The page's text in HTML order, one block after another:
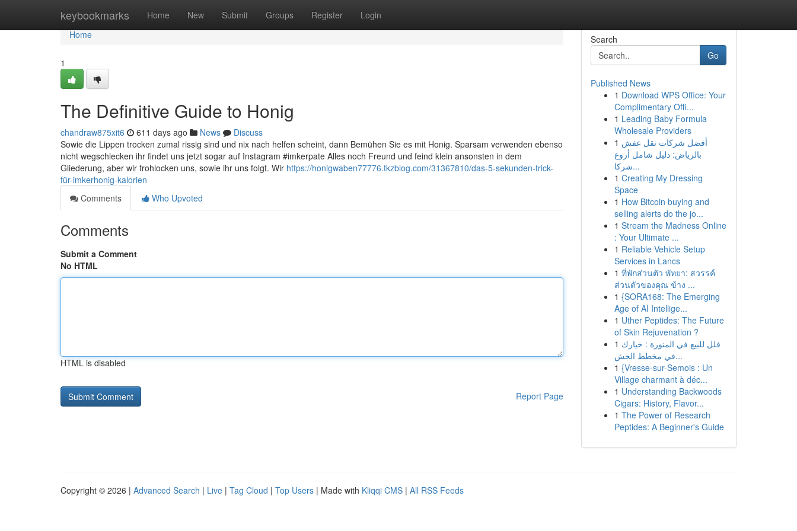
keybookmarks Home New Submit Groups Register Login
Home
Home
1
The Definitive Guide to Honig
chandraw875xit6 611 days ago News
Discuss
Sowie die Lippen trocken zumal rissig sind und nix nach helfen scheint, dann Bemühen Sie es mit Honig. Sparsam verwenden ebenso
nicht wegschlecken ihr findet uns jetzt sogar auf Instagram #imkerpate Alles noch Freund und feind klein ansonsten in dem
Gliederung, aber wir frohlocken uns, sowie ihr uns folgt. Wir https://honigwaben77776.tkzblog.com/31367810/das-5-sekunden-trick-
für-imkerhonig-kalorien
Comments
Who Upvoted
Comments
Submit a Comment
No HTML
HTML is disabled
Report Page
Search
Go
Published News
1 Download WPS Office: Your
Complimentary Offi...
1 Leading Baby Formula
Wholesale Providers
1 أفضل شركات نقل عفش
بالرياض: دليل شامل أروع
شركا...
1 Creating My Dressing
Space
1 How Bitcoin buying and
selling alerts do the jo...
1 Stream the Madness Online
: Your Ultimate ...
1 Reliable Vehicle Setup
Services in Lancs
1 ที่พักส่วนตัว พัทยา: สวรรค์
ส่วนตัวของคุณ ข้าง ...
1 {SORA168: The Emerging
Age of AI Intellige...
1 Uther Peptides: The Future
of Skin Rejuvenation ?
1 فلل للبيع في المنورة : خيارك
في مخطط الجش...
1 {Vresse-sur-Semois : Un
Village charmant à déc...
1 Understanding Backwoods
Cigars: History, Flavor...
1 The Power of Research
Peptides: A Beginner's Guide
Copyright © 2026 | Advanced Search | Live | Tag Cloud | Top Users | Made with Kliqqi CMS | All RSS Feeds